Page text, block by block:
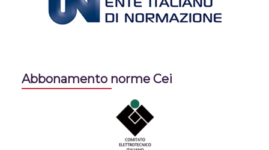
Abbonamento norme Cei